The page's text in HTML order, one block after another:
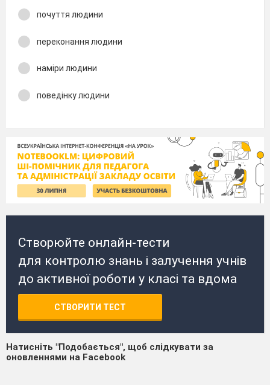
почуття людини
переконання людини
наміри людини
поведінку людини
Створюйте онлайн-тести
для контролю знань і залучення учнів
до активної роботи у класі та вдома
СТВОРИТИ ТЕСТ
Натисніть "Подобається", щоб слідкувати за
оновленнями на Facebook